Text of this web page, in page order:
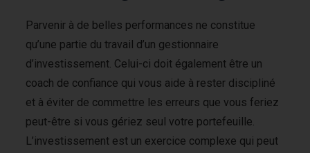
Parvenir à de belles performances ne constitue
qu’une partie du travail d’un gestionnaire
d’investissement. Celui-ci doit également être un
coach de confiance qui vous aide à rester discipliné
et à éviter de commettre les erreurs que vous feriez
peut-être si vous gériez seul votre portefeuille.
L’investissement est un exercice complexe qui peut